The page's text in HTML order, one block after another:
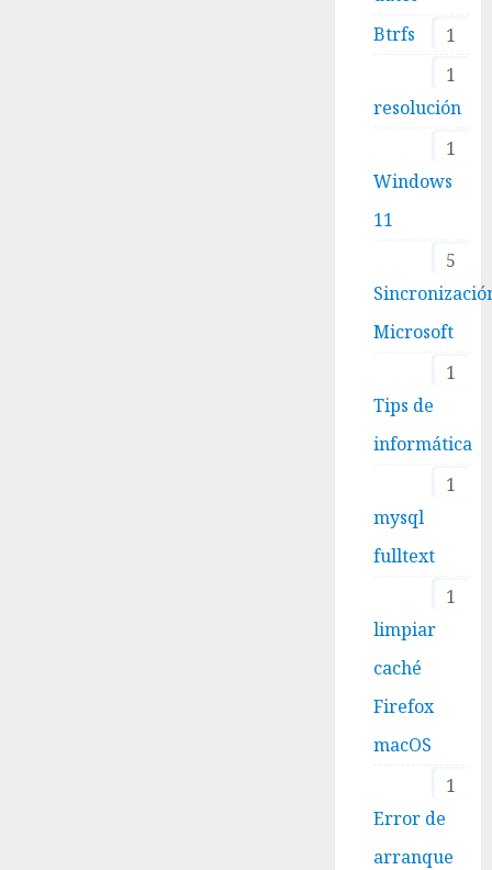
1
Btrfs
1
resolución
1
Windows
11
5
Microsoft
1
Tips de
informática
1
mysql
fulltext
1
limpiar
caché
Firefox
macOS
1
Error de
arranque